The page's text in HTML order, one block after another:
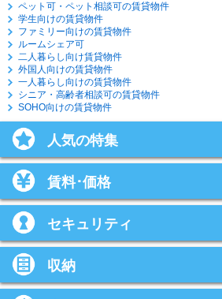
ペット可・ペット相談可の賃貸物件
学生向けの賃貸物件
ファミリー向けの賃貸物件
ルームシェア可
二人暮らし向け賃貸物件
外国人向けの賃貸物件
一人暮らし向けの賃貸物件
シニア・高齢者相談可の賃貸物件
SOHO向けの賃貸物件
人気の特集
賃料･価格
セキュリティ
収納